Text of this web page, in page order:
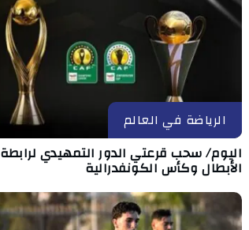
الرياضة في العالم
اليوم/ سحب قرعتي الدور التمهيدي لرابطة
الأبطال وكأس الكونفدرالية